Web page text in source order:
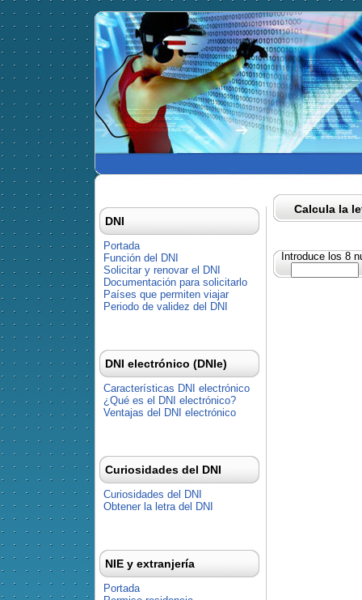
Calcula la
Introduce los 8
DNI
Portada
Función del DNI
Solicitar y renovar el DNI
Documentación para solicitarlo
Países que permiten viajar
Periodo de validez del DNI
DNI electrónico (DNIe)
Características DNI electrónico
¿Qué es el DNI electrónico?
Ventajas del DNI electrónico
Curiosidades del DNI
Curiosidades del DNI
Obtener la letra del DNI
NIE y extranjería
Portada